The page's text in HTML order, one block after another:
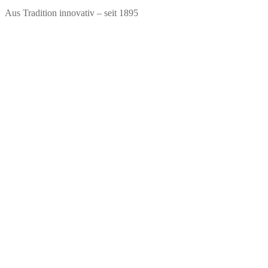
Zum
Menü
Schließen
Aus Tradition innovativ – seit 1895